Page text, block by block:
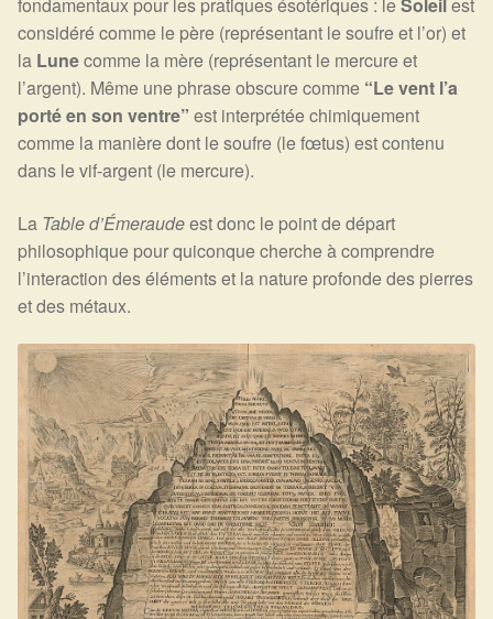
fondamentaux pour les pratiques ésotériques : leSoleil est
considéré comme le père (représentant le soufre et l’or) et
la Lunecomme la mère (représentant le mercure et
l’argent). Même une phrase obscure comme “Le vent l’a
porté en son ventre” est interprétée chimiquement
comme la manière dont le soufre (le fœtus) est contenu
dans le vif-argent (le mercure).
La Table d’Émeraudeest donc le point de départ
philosophique pour quiconque cherche à comprendre
l’interaction des éléments et la nature profonde des pierres
et des métaux.